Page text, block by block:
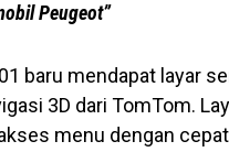
Peugeot”
baru mendapat layar
3D dari TomTom.
menu dengan